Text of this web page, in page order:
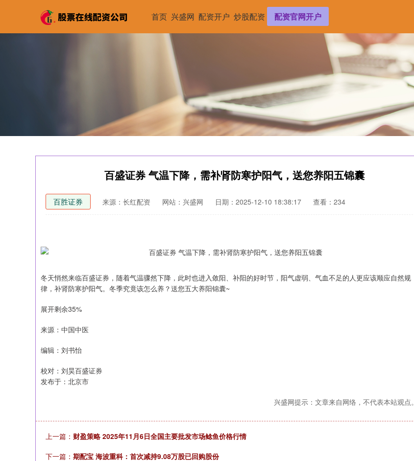
首页 兴盛网 配资开户 炒股配资 配资官网开户
百盛证券 气温下降，需补肾防寒护阳气，送您养阳五锦囊
百胜证券 来源：长红配资 网站：兴盛网 日期：2025-12-10 18:38:17 查看：234
冬天悄然来临百盛证券，随着气温骤然下降，此时也进入敛阳、补阳的好时节，阳气虚弱、气血不足的人更应该顺应自然规
律，补肾防寒护阳气。冬季究竟该怎么养？送您五大养阳锦囊~
展开剩余35%
来源：中国中医
编辑：刘书怡
校对：刘昊百盛证券
发布于：北京市
兴盛网提示：文章来自网络，不代表本站观点。
上一篇： 财盈策略 2025年11月6日全国主要批发市场鲶鱼价格行情
下一篇： 期配宝 海波重科：首次减持9.08万股已回购股份